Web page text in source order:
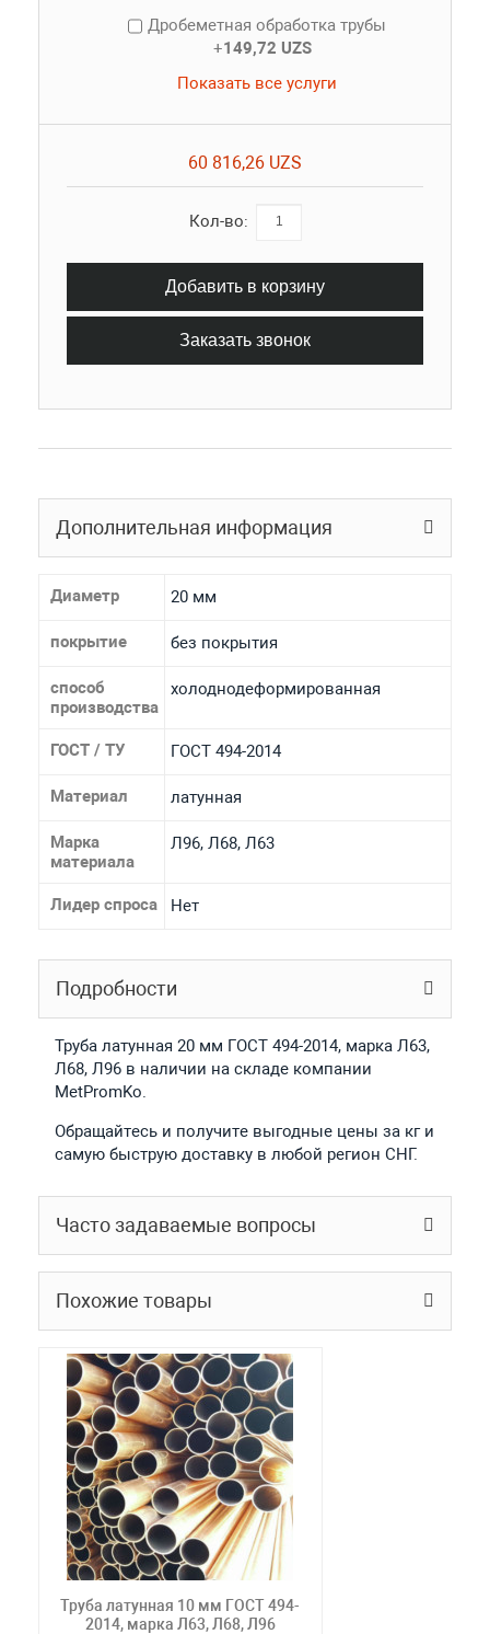
Дробеметная обработка трубы
+149,72 UZS
Показать все услуги
60 816,26 UZS
Кол-во:
Добавить в корзину
Заказать звонок
Дополнительная информация
Диаметр 20 мм
покрытие без покрытия
способ
производства
холоднодеформированная
ГОСТ / ТУ ГОСТ 494-2014
Материал латунная
Марка
материала
Л96, Л68, Л63
Лидер спроса Нет
Подробности
Труба латунная 20 мм ГОСТ 494-2014, марка Л63,
Л68, Л96 в наличии на складе компании
MetPromKo.
Обращайтесь и получите выгодные цены за кг и
самую быструю доставку в любой регион СНГ.
Часто задаваемые вопросы
Похожие товары
Труба латунная 10 мм ГОСТ 494-
2014, марка Л63, Л68, Л96